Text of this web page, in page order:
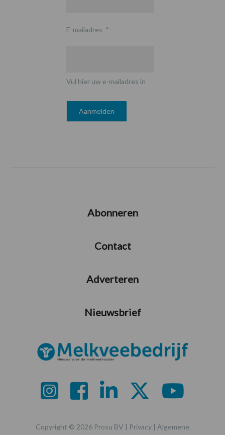
E-mailadres *
Vul hier uw e-mailadres in
Abonneren
Contact
Adverteren
Nieuwsbrief
Copyright © 2026 Prosu BV | Privacy | Algemene